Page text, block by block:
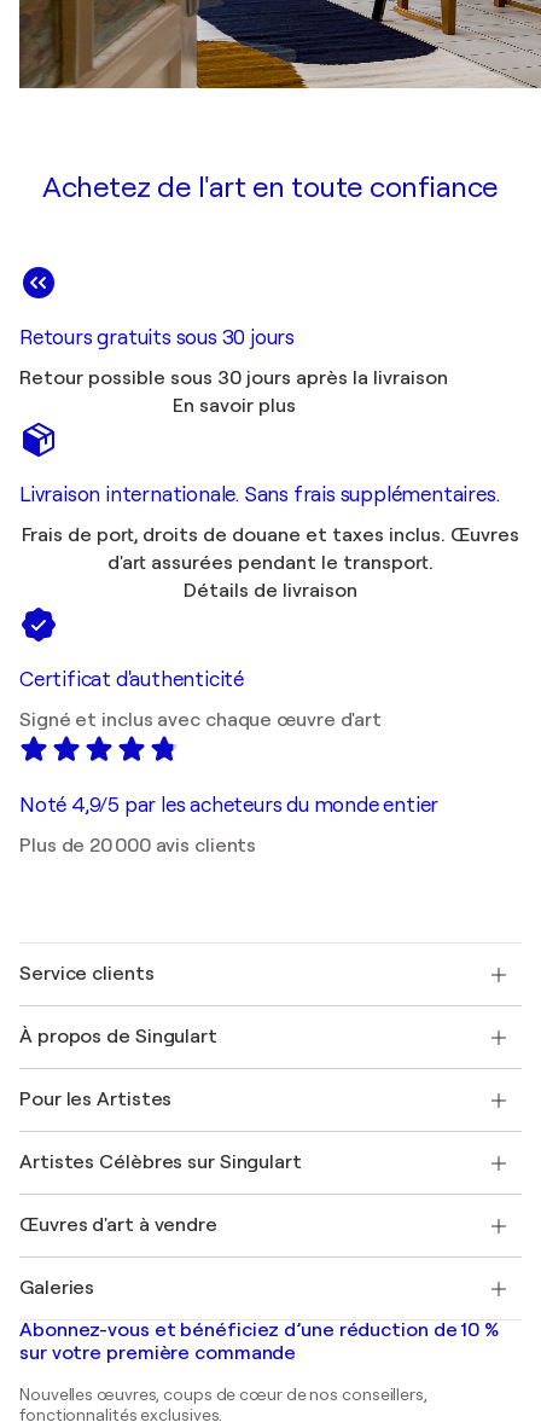
Achetez de l'art en toute confiance
Retours gratuits sous 30 jours
Retour possible sous 30 jours après la livraison
En savoir plus
Livraison internationale. Sans frais supplémentaires.
Frais de port, droits de douane et taxes inclus. Œuvres
d'art assurées pendant le transport.
Détails de livraison
Certificat d'authenticité
Signé et inclus avec chaque œuvre d'art
Noté 4,9/5 par les acheteurs du monde entier
Plus de 20 000 avis clients
Service clients
Expédition
Offrir une carte cadeau
Rejoignez notre programme commercial
Mon compte
+33 1 76 44 06 42
À propos de Singulart
FAQ
Magazine Singulart
Emplois
Découvrez une sélection d'art original
Pour les Artistes
Se connecter en tant qu'Artiste
Artistes Célèbres sur Singulart
Marc Chagall
Banksy
Mr. Brainwash
Shepard Fairey
Œuvres d'art à vendre
Tableaux abstraits à vendre
Peintures de paysage
Estampes
Peintures acryliques
Galeries
Galeries d'art en France
Galeries d'art en Belgique
Abonnez-vous et bénéficiez d’une réduction de 10 %
sur votre première commande
Nouvelles œuvres, coups de cœur de nos conseillers,
fonctionnalités exclusives.